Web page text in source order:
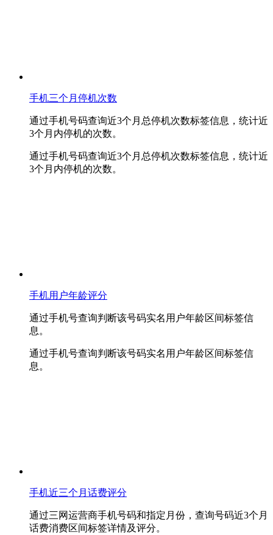
手机三个月停机次数
通过手机号码查询近3个月总停机次数标签信息，统计近
3个月内停机的次数。
通过手机号码查询近3个月总停机次数标签信息，统计近
3个月内停机的次数。
手机用户年龄评分
通过手机号查询判断该号码实名用户年龄区间标签信
息。
通过手机号查询判断该号码实名用户年龄区间标签信
息。
手机近三个月话费评分
通过三网运营商手机号码和指定月份，查询号码近3个月
话费消费区间标签详情及评分。